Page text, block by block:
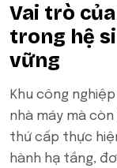
Vai trò
trong hệ
vững
Khu công
nhà máy mà
thứ cấp thực
hành hạ tầng,